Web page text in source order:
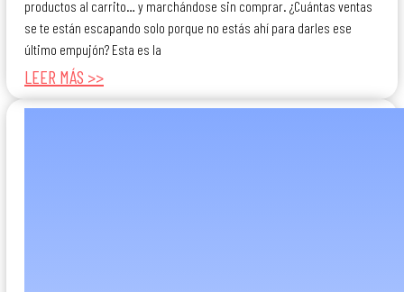
productos al carrito… y marchándose sin comprar. ¿Cuántas ventas
se te están escapando solo porque no estás ahí para darles ese
último empujón? Esta es la
LEER MÁS >>